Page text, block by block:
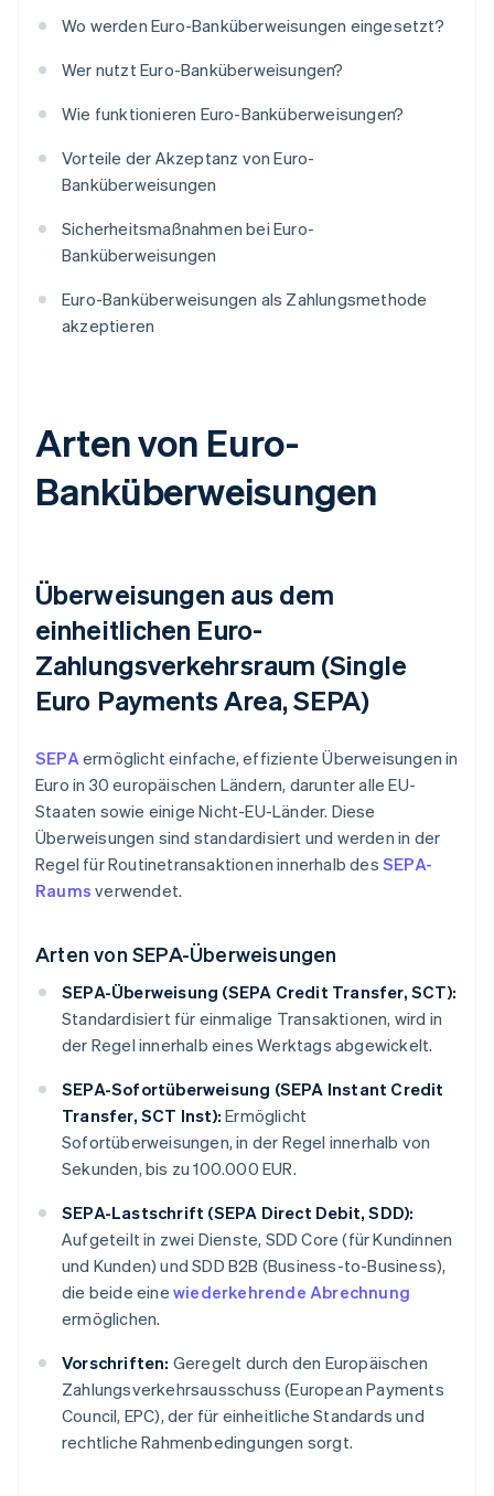
Wo werden Euro-Banküberweisungen eingesetzt?
Wer nutzt Euro-Banküberweisungen?
Wie funktionieren Euro-Banküberweisungen?
Vorteile der Akzeptanz von Euro-
Banküberweisungen
Sicherheitsmaßnahmen bei Euro-
Banküberweisungen
Euro-Banküberweisungen als Zahlungsmethode
akzeptieren
Arten von Euro-
Banküberweisungen
Überweisungen aus dem
einheitlichen Euro-
Zahlungsverkehrsraum (Single
Euro Payments Area, SEPA)
SEPAermöglicht einfache, effiziente Überweisungen in
Euro in 30 europäischen Ländern, darunter alle EU-
Staaten sowie einige Nicht-EU-Länder. Diese
Überweisungen sind standardisiert und werden in der
Regel für Routinetransaktionen innerhalb desSEPA-
Raums verwendet.
Arten von SEPA-Überweisungen
SEPA-Überweisung (SEPA Credit Transfer, SCT):
Standardisiert für einmalige Transaktionen, wird in
der Regel innerhalb eines Werktags abgewickelt.
SEPA-Sofortüberweisung (SEPA Instant Credit
Transfer, SCT Inst): Ermöglicht
Sofortüberweisungen, in der Regel innerhalb von
Sekunden, bis zu 100.000 EUR.
SEPA-Lastschrift (SEPA Direct Debit, SDD):
Aufgeteilt in zwei Dienste, SDD Core (für Kundinnen
und Kunden) und SDD B2B (Business-to-Business),
die beide eine wiederkehrende Abrechnung
ermöglichen.
Vorschriften: Geregelt durch den Europäischen
Zahlungsverkehrsausschuss (European Payments
Council, EPC), der für einheitliche Standards und
rechtliche Rahmenbedingungen sorgt.